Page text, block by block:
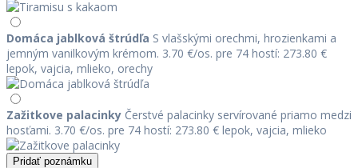
Domáca jablková štrúdľa S vlašskými orechmi, hrozienkami a
jemným vanilkovým krémom. 3.70 €/os. pre 74 hostí: 273.80 €
lepok, vajcia, mlieko, orechy
Zažitkove palacinky Čerstvé palacinky servírované priamo medzi
hosťami. 3.70 €/os. pre 74 hostí: 273.80 € lepok, vajcia, mlieko
Pridať poznámku